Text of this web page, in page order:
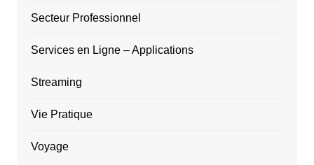
Secteur Professionnel
Services en Ligne – Applications
Streaming
Vie Pratique
Voyage